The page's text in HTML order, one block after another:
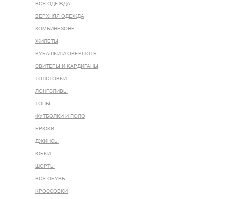
ВСЯ ОДЕЖДА
ВЕРХНЯЯ ОДЕЖДА
КОМБИНЕЗОНЫ
ЖИЛЕТЫ
РУБАШКИ И ОВЕРШОТЫ
СВИТЕРЫ И КАРДИГАНЫ
ТОЛСТОВКИ
ЛОНГСЛИВЫ
ТОПЫ
ФУТБОЛКИ И ПОЛО
БРЮКИ
ДЖИНСЫ
ЮБКИ
ШОРТЫ
ВСЯ ОБУВЬ
КРОССОВКИ